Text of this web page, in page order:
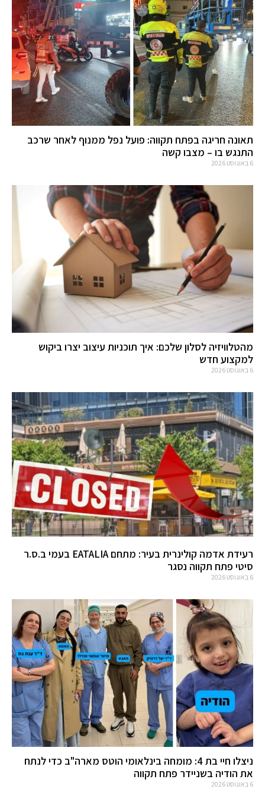
תאונה חריגה בפתח תקווה: פועל נפל ממנוף לאחר שרכב
התנגש בו – מצבו קשה
6 באוגוסט 2026
מהטלוויזיה לסלון שלכם: איך תוכניות עיצוב יצרו ביקוש
למקצוע חדש
6 באוגוסט 2026
רעידת אדמה קולינרית בעיר: מתחם EATALIA בעמי ב.ס.ר
סיטי פתח תקווה נסגר
6 באוגוסט 2026
ניצלו חיי בת 4: מומחה בינלאומי הוטס מארה"ב כדי לנתח
את הודיה בשניידר פתח תקווה
6 באוגוסט 2026